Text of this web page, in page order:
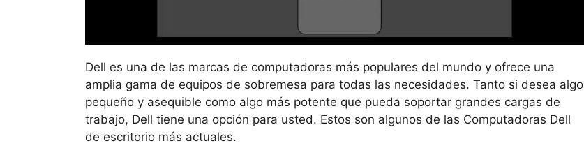
Dell es una de las marcas de computadoras más populares del mundo y ofrece una
amplia gama de equipos de sobremesa para todas las necesidades. Tanto si desea algo
pequeño y asequible como algo más potente que pueda soportar grandes cargas de
trabajo, Dell tiene una opción para usted. Estos son algunos de las Computadoras Dell
de escritorio más actuales.